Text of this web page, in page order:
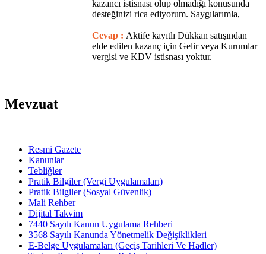
kazancı istisnası olup olmadığı konusunda
desteğinizi rica ediyorum. Saygılarımla,
Cevap : Aktife kayıtlı Dükkan satışından
elde edilen kazanç için Gelir veya Kurumlar
vergisi ve KDV istisnası yoktur.
Mevzuat
Resmi Gazete
Kanunlar
Tebliğler
Pratik Bilgiler (Vergi Uygulamaları)
Pratik Bilgiler (Sosyal Güvenlik)
Mali Rehber
Dijital Takvim
7440 Sayılı Kanun Uygulama Rehberi
3568 Sayılı Kanunda Yönetmelik Değişiklikleri
E-Belge Uygulamaları (Geçiş Tarihleri Ve Hadler)